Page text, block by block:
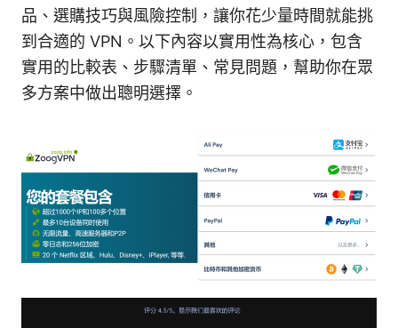
品、選購技巧與風險控制，讓你花少量時間就能挑
到合適的 VPN。以下內容以實用性為核心，包含
實用的比較表、步驟清單、常見問題，幫助你在眾
多方案中做出聰明選擇。